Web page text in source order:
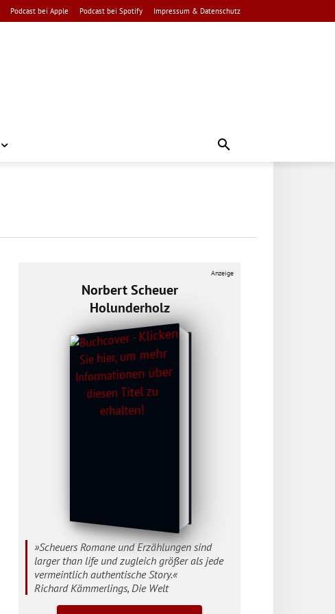
Podcast bei Apple Podcast bei Spotify Impressum & Datenschutz
Anzeige
Norbert Scheuer
Holunderholz
»Scheuers Romane und Erzählungen sind
larger than life und zugleich größer als jede
vermeintlich authentische Story.«
Richard Kämmerlings, Die Welt